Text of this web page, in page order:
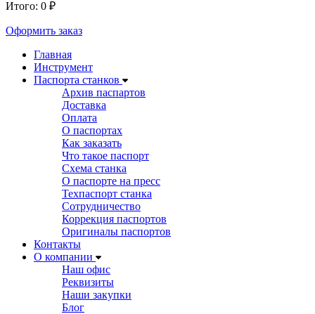
Итого: 0 ₽
Оформить заказ
Главная
Инструмент
Паспорта станков
Архив паспартов
Доставка
Оплата
О паспортах
Как заказать
Что такое паспорт
Схема станка
О паспорте на пресс
Техпаспорт станка
Сотрудничество
Коррекция паспортов
Оригиналы паспортов
Контакты
О компании
Наш офис
Реквизиты
Наши закупки
Блог